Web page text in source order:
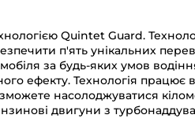
Quintet Guard.
п'ять унікальних
за будь-яких умов
ефекту. Технологія працює в
насолоджуватися
двигуни з